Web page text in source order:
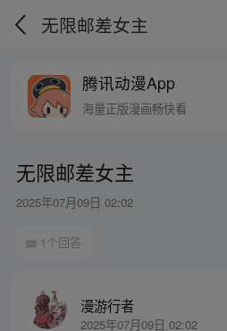
无限邮差女主
腾讯动漫App
海量正版漫画畅快看
无限邮差女主
2025年07月09日 02:02
1个回答
漫游行者
2025年07月09日 02:02